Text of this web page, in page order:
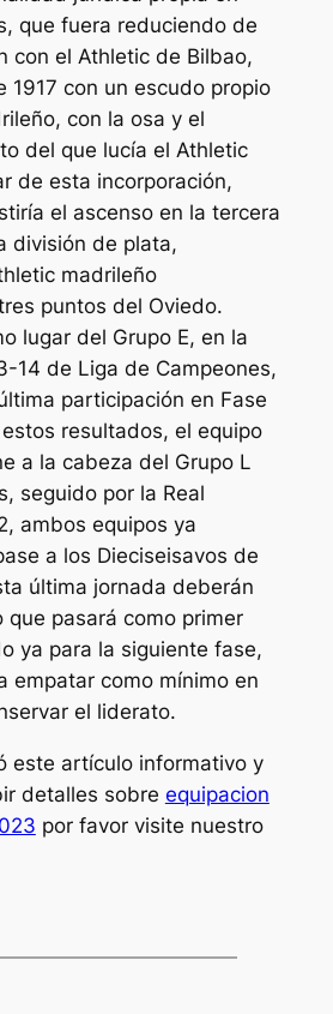
que fuera reduciendo de
con el Athletic de Bilbao,
1917 con un escudo propio
con la osa y el
del que lucía el Athletic
de esta incorporación,
el ascenso en la tercera
división de plata,
madrileño
puntos del Oviedo.
lugar del Grupo E, en la
14 de Liga de Campeones,
participación en Fase
resultados, el equipo
a la cabeza del Grupo L
seguido por la Real
ambos equipos ya
a los Dieciseisavos de
última jornada deberán
que pasará como primer
ya para la siguiente fase,
empatar como mínimo en
el liderato.
este artículo informativo y
detalles sobre equipacion
por favor visite nuestro